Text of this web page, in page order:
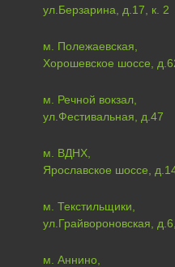
ул.Берзарина, д.17, к. 2
м. Полежаевская,
Хорошевское шоссе,
м. Речной вокзал,
ул.Фестивальная, д.47
м. ВДНХ,
Ярославское шоссе,
м. Текстильщики,
ул.Грайвороновская,
м. Аннино,